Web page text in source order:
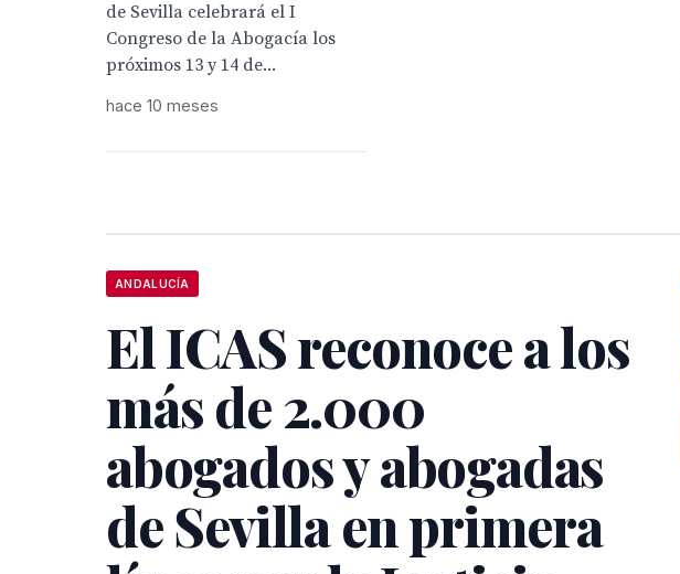
de Sevilla celebrará el I
Congreso de la Abogacía los
próximos 13 y 14 de...
hace 10 meses
ANDALUCÍA
El ICAS reconoce a los
más de 2.000
abogados y abogadas
de Sevilla en primera